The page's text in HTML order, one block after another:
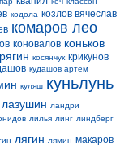
кодола козлов вячеслав
комаров лео
коновалов коньков
косянчук крикунов
кудашов артем
куляш куньлунь
лазушин ландри
лилья линг линдберг
лягин лямин макаров